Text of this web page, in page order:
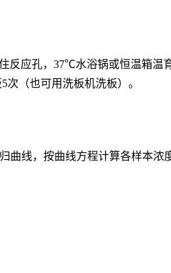
反应孔，37℃水浴锅或恒温箱温育
（也可用洗板机洗板）。
曲线，按曲线方程计算各样本浓